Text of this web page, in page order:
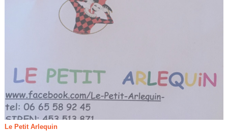
Le Petit Arlequin